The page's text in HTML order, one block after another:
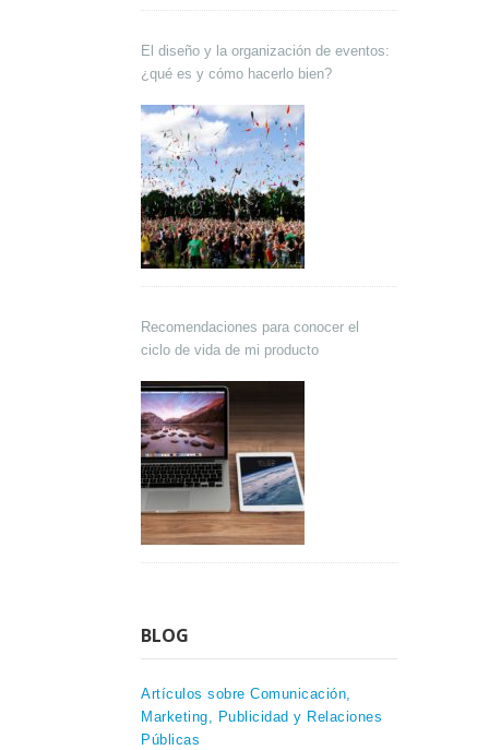
El diseño y la organización de eventos:
¿qué es y cómo hacerlo bien?
Recomendaciones para conocer el
ciclo de vida de mi producto
BLOG
Artículos sobre Comunicación,
Marketing, Publicidad y Relaciones
Públicas